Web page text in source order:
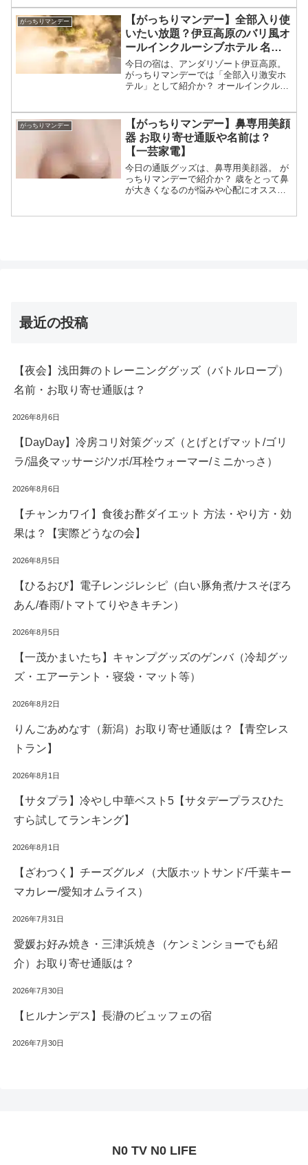
（画像はイメージです）（放送前は予
想）がっちりマンデ...
がっちりマンデー
【がっちりマンデー】全部入り使
いたい放題？伊豆高原のバリ風オ
ールインクルーシブホテル 名前
や予約サイトは？【アンダリゾー
ト】
今日の宿は、アンダリゾート伊豆高原。
がっちりマンデーでは「全部入り激安ホ
テル」として紹介か？ オールインクルー
夜食バータイムも特徴 伊豆高原にあるバ
リ風な温泉リゾー...
がっちりマンデー
【がっちりマンデー】鼻専用美顔
器 お取り寄せ通販や名前は？
【一芸家電】
今日の通販グッズは、鼻専用美顔器。 が
っちりマンデーで紹介か？ 歳をとって鼻
が大きくなるのが悩みや心配にオスス
最近の投稿
【夜会】浅田舞のトレーニンググッズ（バトルロープ）
名前・お取り寄せ通販は？
2026年8月6日
【DayDay】冷房コリ対策グッズ（とげとげマット/ゴリ
ラ/温灸マッサージ/ツボ/耳栓ウォーマー/ミニかっさ）
2026年8月6日
【チャンカワイ】食後お酢ダイエット 方法・やり方・効
果は？【実際どうなの会】
2026年8月5日
【ひるおび】電子レンジレシピ（白い豚角煮/ナスそぼろ
あん/春雨/トマトてりやきキチン）
2026年8月5日
【一茂かまいたち】キャンプグッズのゲンバ（冷却グッ
ズ・エアーテント・寝袋・マット等）
2026年8月2日
りんごあめなす（新潟）お取り寄せ通販は？【青空レス
トラン】
2026年8月1日
【サタプラ】冷やし中華ベスト5【サタデープラスひた
すら試してランキング】
2026年8月1日
【ざわつく】チーズグルメ（大阪ホットサンド/千葉キー
マカレー/愛知オムライス）
2026年7月31日
愛媛お好み焼き・三津浜焼き（ケンミンショーでも紹
介）お取り寄せ通販は？
2026年7月30日
【ヒルナンデス】長瀞のビュッフェの宿
2026年7月30日
N0 TV N0 LIFE